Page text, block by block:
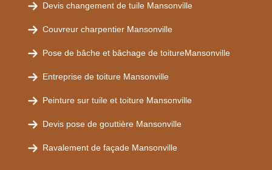
Devis changement de tuile Mansonville
Couvreur charpentier Mansonville
Pose de bâche et bâchage de toitureMansonville
Entreprise de toiture Mansonville
Peinture sur tuile et toiture Mansonville
Devis pose de gouttière Mansonville
Ravalement de façade Mansonville